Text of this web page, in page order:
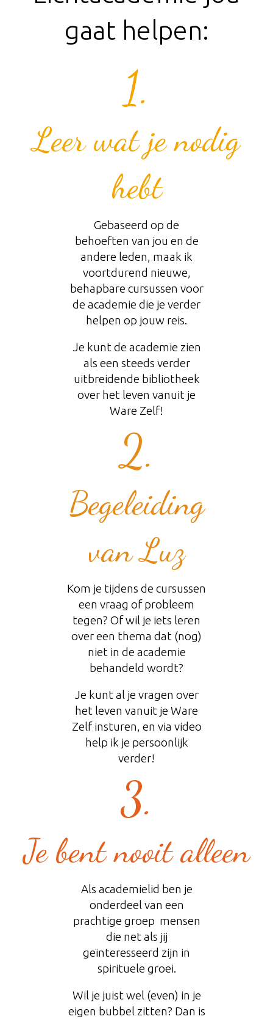
gaat helpen:
1.
​​​​Leer wat je nodig
hebt
Gebaseerd op de
behoeften van jou en de
andere leden, maak ik
voortdurend nieuwe,
behapbare cursussen voor
de academie die je verder
helpen op jouw reis.
Je kunt de academie zien
als een steeds verder
uitbreidende bibliotheek
over het leven vanuit je
Ware Zelf!
2.
​​Begeleiding
van Luz
​Kom je tijdens de cursussen
een vraag of probleem
tegen? Of wil je iets leren
over een thema dat (nog)
niet in de academie
behandeld wordt?
​Je kunt al je vragen over
het leven vanuit je Ware
Zelf insturen, en ​via ​video
help ik je persoonlijk
verder!
3.
Je bent nooit alleen
​​Als academielid ben je
onderdeel van een
prachtige ​groep mensen
die net als jij
geïnteresseerd zijn in
spirituele groei.
​Wil je juist wel (even) in je
eigen bubbel zitten? Dan is